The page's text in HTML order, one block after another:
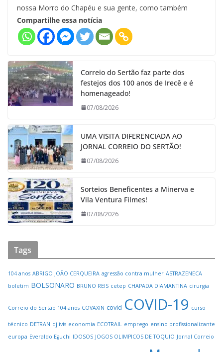
nossa Morro do Chapéu e sua gente, como também
Compartilhe essa notícia
Correio do Sertão faz parte dos
festejos dos 100 anos de Irecê e é
homenageado!
07/08/2026
UMA VISITA DIFERENCIADA AO
JORNAL CORREIO DO SERTÃO!
07/08/2026
Sorteios Beneficentes a Minerva e
Vila Ventura Filmes!
07/08/2026
Tags
104 anos ABRIGO JOÃO CERQUEIRA agressão contra mulher ASTRAZENECA
boletim BOLSONARO BRUNO REIS cetep CHAPADA DIAMANTINA cirurgia
Correio do Sertão 104 anos COVAXIN covid COVID-19 curso
técnico DETRAN dj ivis economia ECOTRAIL emprego ensino profissionalizante
europa Everaldo Eguchi IDOSOS JOGOS OLIMPICOS DE TOQUIO Jornal Correio